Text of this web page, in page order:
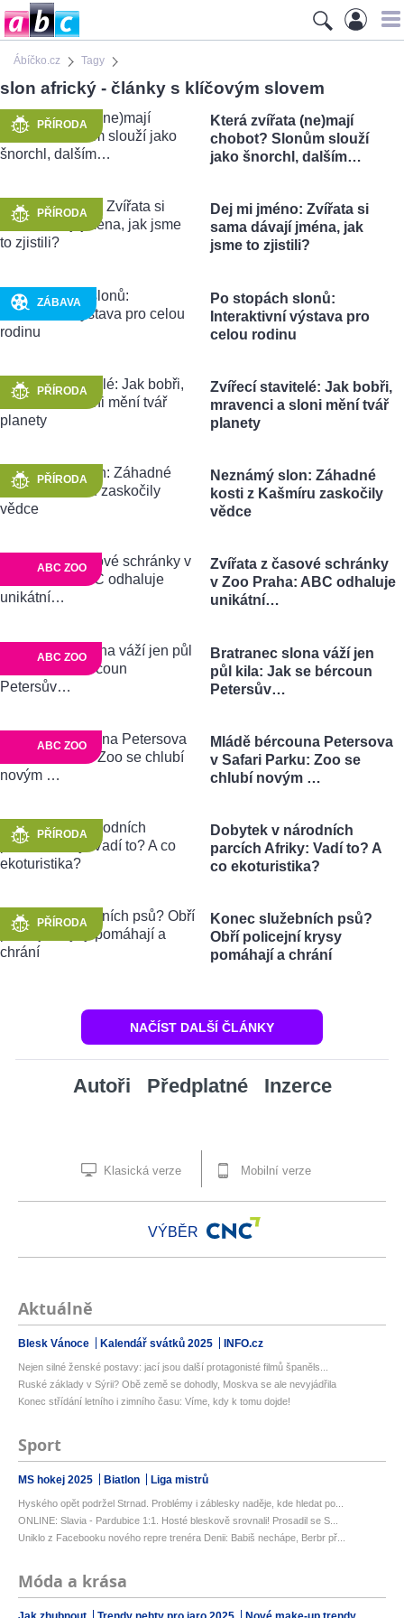
Ábíčko.cz Tagy
slon africký - články s klíčovým slovem
PŘÍRODA
Která zvířata (ne)mají
chobot? Slonům slouží
jako šnorchl, dalším…
PŘÍRODA
Dej mi jméno: Zvířata si
sama dávají jména, jak
jsme to zjistili?
ZÁBAVA
Po stopách slonů:
Interaktivní výstava pro
celou rodinu
PŘÍRODA
Zvířecí stavitelé: Jak bobři,
mravenci a sloni mění tvář
planety
PŘÍRODA
Neznámý slon: Záhadné
kosti z Kašmíru zaskočily
vědce
ABC ZOO
Zvířata z časové schránky
v Zoo Praha: ABC odhaluje
unikátní…
ABC ZOO
Bratranec slona váží jen
půl kila: Jak se bércoun
Petersův…
ABC ZOO
Mládě bércouna Petersova
v Safari Parku: Zoo se
chlubí novým …
PŘÍRODA
Dobytek v národních
parcích Afriky: Vadí to? A
co ekoturistika?
PŘÍRODA
Konec služebních psů?
Obří policejní krysy
pomáhají a chrání
NAČÍST DALŠÍ ČLÁNKY
Autoři Předplatné Inzerce
Klasická verze Mobilní verze
VÝBĚR
Aktuálně
Blesk Vánoce Kalendář svátků 2025 INFO.cz
Nejen silné ženské postavy: jací jsou další protagonisté filmů španěls...
Ruské základy v Sýrii? Obě země se dohodly, Moskva se ale nevyjádřila
Konec střídání letního i zimního času: Víme, kdy k tomu dojde!
Sport
MS hokej 2025 Biatlon Liga mistrů
Hyského opět podržel Strnad. Problémy i záblesky naděje, kde hledat po...
ONLINE: Slavia - Pardubice 1:1. Hosté bleskově srovnali! Prosadil se S...
Uniklo z Facebooku nového repre trenéra Denii: Babiš nechápe, Berbr př...
Móda a krása